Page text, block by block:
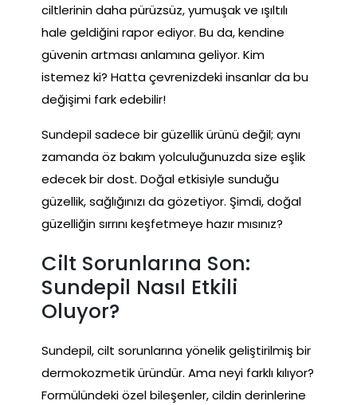
ciltlerinin daha pürüzsüz, yumuşak ve ışıltılı
hale geldiğini rapor ediyor. Bu da, kendine
güvenin artması anlamına geliyor. Kim
istemez ki? Hatta çevrenizdeki insanlar da bu
değişimi fark edebilir!
Sundepil sadece bir güzellik ürünü değil; aynı
zamanda öz bakım yolculuğunuzda size eşlik
edecek bir dost. Doğal etkisiyle sunduğu
güzellik, sağlığınızı da gözetiyor. Şimdi, doğal
güzelliğin sırrını keşfetmeye hazır mısınız?
Cilt Sorunlarına Son:
Sundepil Nasıl Etkili
Oluyor?
Sundepil, cilt sorunlarına yönelik geliştirilmiş bir
dermokozmetik üründür. Ama neyi farklı kılıyor?
Formülündeki özel bileşenler, cildin derinlerine